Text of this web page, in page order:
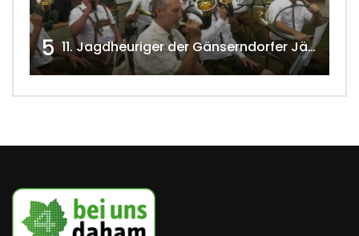
5 11. Jagdheuriger der Gänserndorfer Jäger 2020 w4tv166